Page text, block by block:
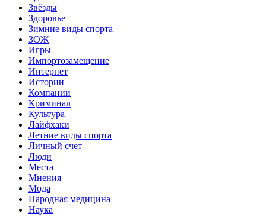
Звёзды
Здоровье
Зимние виды спорта
ЗОЖ
Игры
Импортозамещение
Интернет
Истории
Компании
Криминал
Культура
Лайфхаки
Летние виды спорта
Личный счет
Люди
Места
Мнения
Мода
Народная медицина
Наука